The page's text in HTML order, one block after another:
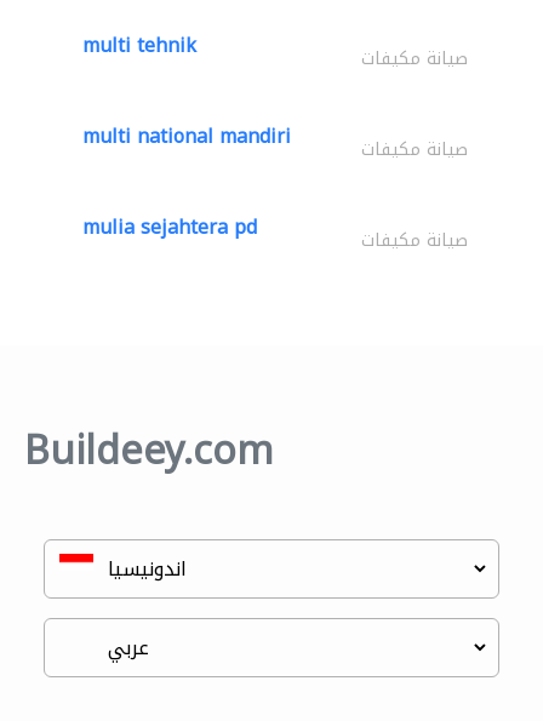
multi tehnik صيانة مكيفات
multi national mandiri صيانة مكيفات
mulia sejahtera pd صيانة مكيفات
Buildeey.com